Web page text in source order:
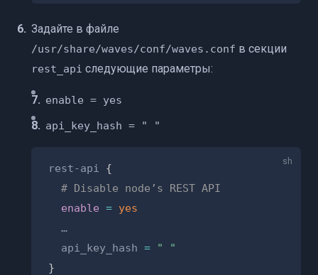
Задайте в файле
/usr/share/waves/conf/waves.conf в секции
rest_api следующие параметры:
enable = yes
api_key_hash = " "
rest-api {
# Disable node’s REST API
enable = yes
  …
  api_key_hash
=
" "
}